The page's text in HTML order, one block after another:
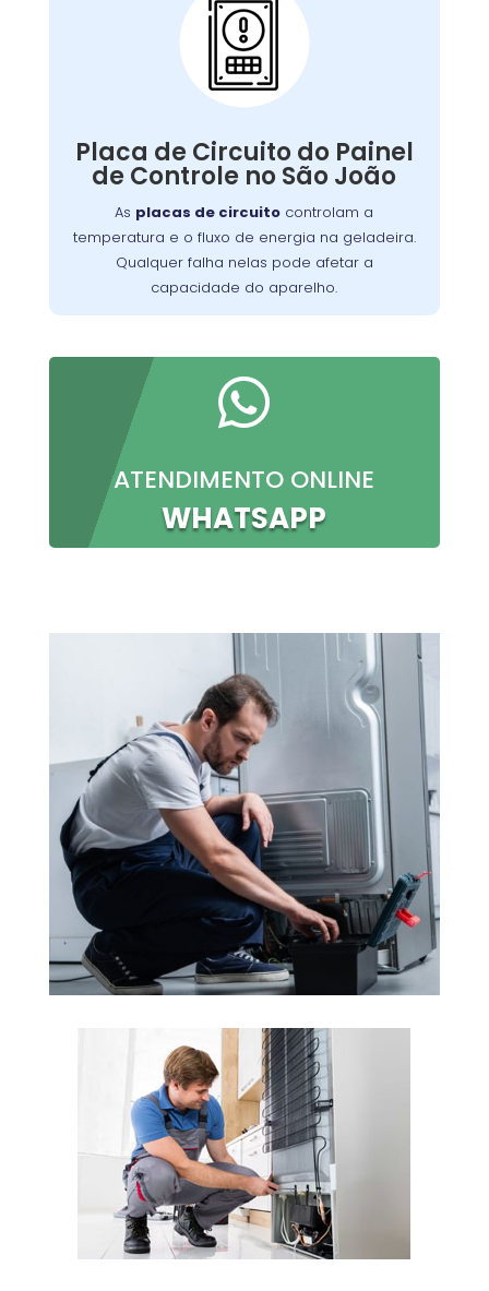
Placa de Circuito do Painel
de Controle no São João
As placas de circuito controlam a
temperatura e o fluxo de energia na geladeira.
Qualquer falha nelas pode afetar a
capacidade do aparelho.
Problemas com a
Placa de Circuito do
Painel de Controle:
Qualquer falha nelas pode afetar a
capacidade do aparelho
de manter a
temperatura ideal.
Nossa equipe está
equipada para diagnosticar e reparar
problemas relacionados à placa de
circuito
, garantindo que sua geladeira
funcione perfeitamente.

ATENDIMENTO ONLINE
WHATSAPP